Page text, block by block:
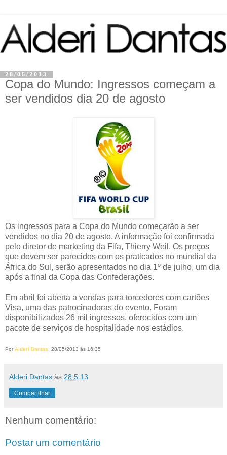
28/05/2013
Copa do Mundo: Ingressos começam a
ser vendidos dia 20 de agosto
Os ingressos para a Copa do Mundo começarão a ser
vendidos no dia 20 de agosto. A informação foi confirmada
pelo diretor de marketing da Fifa, Thierry Weil. Os preços
que devem ser parecidos com os praticados no mundial da
África do Sul, serão apresentados no dia 1º de julho, um dia
após a final da Copa das Confederações.
Em abril foi aberta a vendas para torcedores com cartões
Visa, uma das patrocinadoras do evento. Foram
disponibilizados 26 mil ingressos, oferecidos com um
pacote de serviços de hospitalidade nos estádios.
Por Alderi Dantas, 28/05/2013 às 16:35
Alderi Dantas às 28.5.13
Compartilhar
Nenhum comentário:
Postar um comentário